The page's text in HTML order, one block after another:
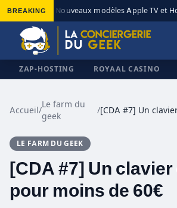
BREAKING
◆ Nouveaux modèles Apple TV et
ZAP-HOSTING ROYAAL CASINO
Accueil/
Le farm du
geek
/
LE FARM DU GEEK
[CDA #7] Un
pour moins de 60€